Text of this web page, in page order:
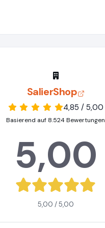
SalierShop
4,85 / 5,00
Basierend auf 8.524 Bewertungen
5,00
5,00 / 5,00